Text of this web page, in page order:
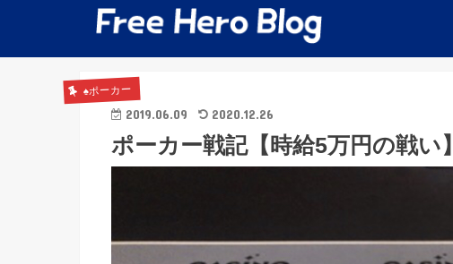
♠️ポーカー
2019.06.09 2020.12.26
ポーカー戦記【時給5万円の戦い】